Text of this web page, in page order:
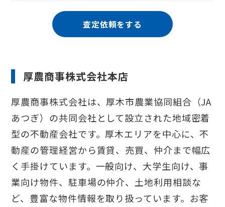
査定依頼をする
厚農商事株式会社本店
厚農商事株式会社は、厚木市農業協同組合（JA
あつぎ）の共同会社として設立された地域密着
型の不動産会社です。厚木エリアを中心に、不
動産の管理経営から賃貸、売買、仲介まで幅広
く手掛けています。一般向け、大学生向け、事
業向け物件、駐車場の仲介、土地利用相談な
ど、豊富な物件情報を取り扱っています。お客